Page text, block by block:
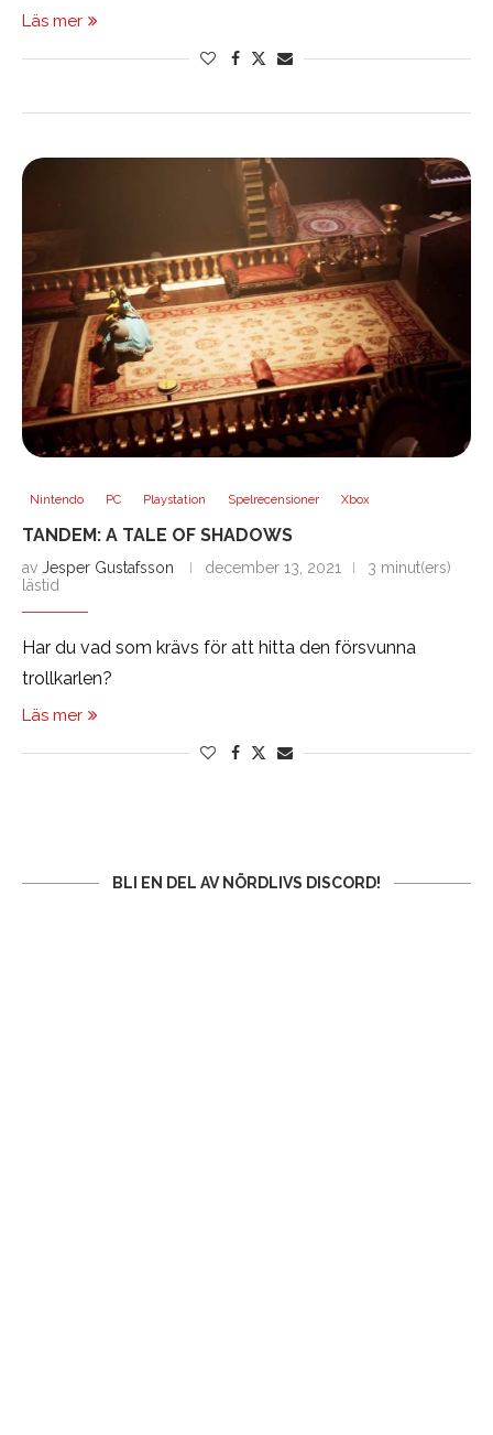
Läs mer
Nintendo PC Playstation Spelrecensioner Xbox
TANDEM: A TALE OF SHADOWS
av Jesper Gustafsson december 13, 2021
3 minut(ers)
lästid
Har du vad som krävs för att hitta den försvunna
trollkarlen?
Läs mer
BLI EN DEL AV NÖRDLIVS DISCORD!